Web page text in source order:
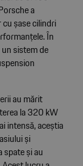
a
șase cilindri
În
sistem de
au mărit
la 320 kW
intensă, aceștia
și
spate și au